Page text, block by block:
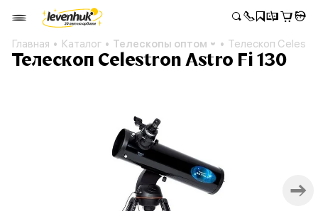
Главная Каталог Телескопы оптом Телескоп
Телескоп Celestron Astro Fi 130